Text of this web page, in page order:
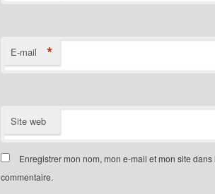
E-mail *
Site web
Enregistrer mon nom, mon e-mail et mon site
commentaire.